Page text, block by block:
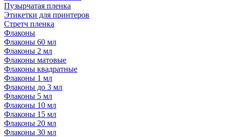
Пузырчатая пленка
Этикетки для принтеров
Стретч пленка
Флаконы
Флаконы 60 мл
Флаконы 2 мл
Флаконы матовые
Флаконы квадратные
Флаконы 1 мл
Флаконы до 3 мл
Флаконы 5 мл
Флаконы 10 мл
Флаконы 15 мл
Флаконы 20 мл
Флаконы 30 мл